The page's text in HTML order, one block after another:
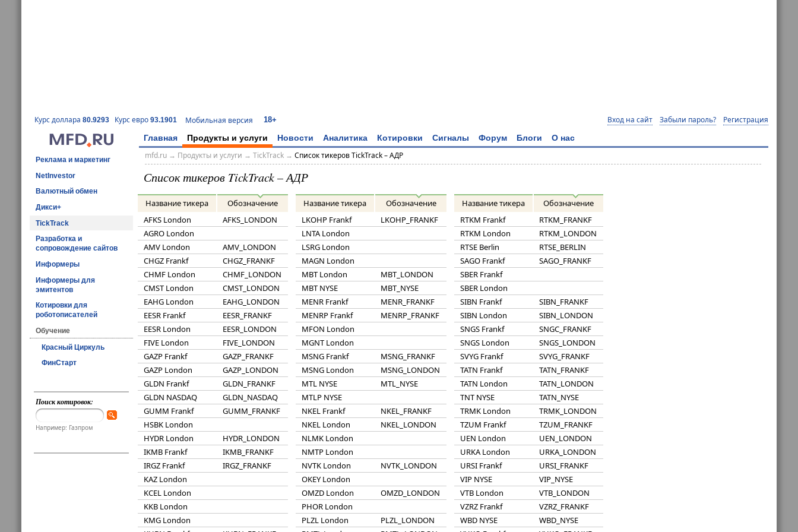
Курс доллара 80.9293 Курс евро 93.1901 Мобильная версия 18+ Вход на сайт Забыли пароль? Регистрация
Главная Продукты и услуги Новости Аналитика Котировки Сигналы Форум Блоги О нас
Реклама и маркетинг
NetInvestor
Валютный обмен
Дикси+
TickTrack
Разработка и
сопровождение сайтов
Информеры
Информеры для
эмитентов
Котировки для
роботописателей
Обучение
Красный Циркуль
ФинСтарт
Поиск котировок:
Например: Газпром
mfd.ru→ Продукты и услуги → TickTrack→ Список тикеров TickTrack – АДР
Список тикеров TickTrack – АДР
Название тикера
Обозначение
AFKS London
AFKS_LONDON
AGRO London
AMV London
AMV_LONDON
CHGZ Frankf
CHGZ_FRANKF
CHMF London
CHMF_LONDON
CMST London
CMST_LONDON
EAHG London
EAHG_LONDON
EESR Frankf
EESR_FRANKF
EESR London
EESR_LONDON
FIVE London
FIVE_LONDON
GAZP Frankf
GAZP_FRANKF
GAZP London
GAZP_LONDON
GLDN Frankf
GLDN_FRANKF
GLDN NASDAQ
GLDN_NASDAQ
GUMM Frankf
GUMM_FRANKF
HSBK London
HYDR London
HYDR_LONDON
IKMB Frankf
IKMB_FRANKF
IRGZ Frankf
IRGZ_FRANKF
KAZ London
KCEL London
KKB London
KMG London
Название тикера
Обозначение
LKOHP Frankf
LKOHP_FRANKF
LNTA London
LSRG London
MAGN London
MBT London
MBT_LONDON
MBT NYSE
MBT_NYSE
MENR Frankf
MENR_FRANKF
MENRP Frankf
MENRP_FRANKF
MFON London
MGNT London
MSNG Frankf
MSNG_FRANKF
MSNG London
MSNG_LONDON
MTL NYSE
MTL_NYSE
MTLP NYSE
NKEL Frankf
NKEL_FRANKF
NKEL London
NKEL_LONDON
NLMK London
NMTP London
NVTK London
NVTK_LONDON
OKEY London
OMZD London
OMZD_LONDON
PHOR London
PLZL London
PLZL_LONDON
Название тикера
Обозначение
RTKM Frankf
RTKM_FRANKF
RTKM London
RTKM_LONDON
RTSE Berlin
RTSE_BERLIN
SAGO Frankf
SAGO_FRANKF
SBER Frankf
SBER London
SIBN Frankf
SIBN_FRANKF
SIBN London
SIBN_LONDON
SNGS Frankf
SNGC_FRANKF
SNGS London
SNGS_LONDON
SVYG Frankf
SVYG_FRANKF
TATN Frankf
TATN_FRANKF
TATN London
TATN_LONDON
TNT NYSE
TATN_NYSE
TRMK London
TRMK_LONDON
TZUM Frankf
TZUM_FRANKF
UEN London
UEN_LONDON
URKA London
URKA_LONDON
URSI Frankf
URSI_FRANKF
VIP NYSE
VIP_NYSE
VTB London
VTB_LONDON
VZRZ Frankf
VZRZ_FRANKF
WBD NYSE
WBD_NYSE